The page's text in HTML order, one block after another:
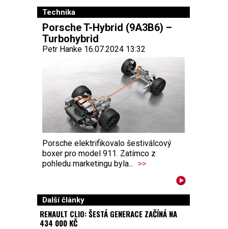
Technika
Porsche T-Hybrid (9A3B6) –
Turbohybrid
Petr Hanke 16.07.2024 13:32
Porsche elektrifikovalo šestiválcový
boxer pro model 911. Zatímco z
pohledu marketingu byla... >>
Další články
RENAULT CLIO: ŠESTÁ GENERACE ZAČÍNÁ NA
434 000 KČ